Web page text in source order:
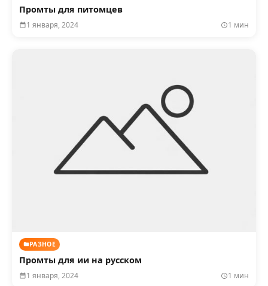
Промты для питомцев
1 января, 2024 1 мин
РАЗНОЕ
Промты для ии на русском
1 января, 2024 1 мин